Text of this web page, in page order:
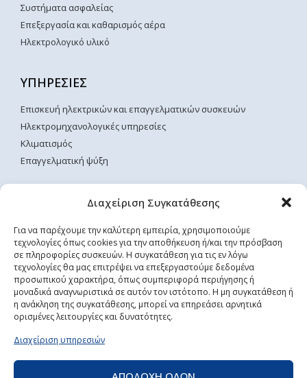
Διαχείριση Συγκατάθεσης
Για να παρέχουμε την καλύτερη εμπειρία, χρησιμοποιούμε
τεχνολογίες όπως cookies για την αποθήκευση ή/και την πρόσβαση
σε πληροφορίες συσκευών. Η συγκατάθεση για τις εν λόγω
τεχνολογίες θα μας επιτρέψει να επεξεργαστούμε δεδομένα
προσωπικού χαρακτήρα, όπως συμπεριφορά περιήγησης ή
μοναδικά αναγνωριστικά σε αυτόν τον ιστότοπο. Η μη συγκατάθεση ή
η ανάκληση της συγκατάθεσης, μπορεί να επηρεάσει αρνητικά
ορισμένες λειτουργίες και δυνατότητες.
Διαχείριση υπηρεσιών
Συστήματα ασφαλείας
Επεξεργασία και καθαρισμός αέρα
Ηλεκτρολογικό υλικό
ΥΠΗΡΕΣΙΕΣ
Επισκευή ηλεκτρικών και επαγγελματικών συσκευών
Ηλεκτρομηχανολογικές υπηρεσίες
Κλιματισμός
Επαγγελματική ψύξη
ΧΡΗΣΙΜΕΣ ΣΕΛΙΔΕΣ
Αρχική
Επικοινωνία
Όροι Χρήσης
Τρόποι Αποστολής & Πληρωμής
Πολιτική Απορρήτου
ΡΥΘΜΙΣΕΙΣ COOKIES